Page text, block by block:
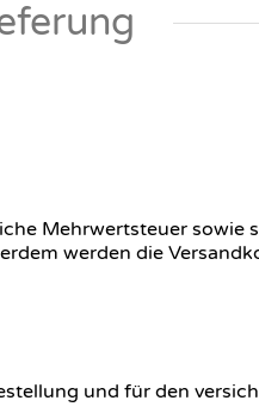
Mehrwertsteuer
werden die
und für den